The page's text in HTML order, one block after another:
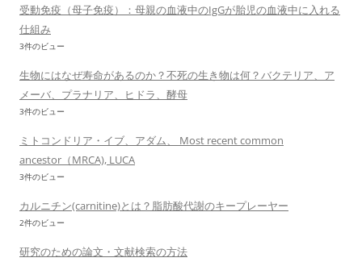
受動免疫（母子免疫）：母親の血液中のIgGが胎児の血液中に入れる
仕組み
3件のビュー
生物にはなぜ寿命があるのか？不死の生き物は何？バクテリア、ア
メーバ、プラナリア、ヒドラ、酵母
3件のビュー
ミトコンドリア・イブ、アダム、 Most recent common
ancestor（MRCA), LUCA
3件のビュー
カルニチン(carnitine)とは？脂肪酸代謝のキープレーヤー
2件のビュー
研究のための論文・文献検索の方法